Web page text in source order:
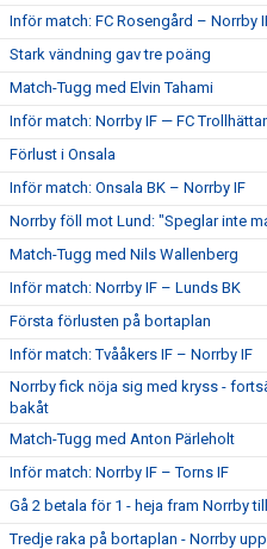
Inför match: FC Rosengård – Norrby
Stark vändning gav tre poäng
Match-Tugg med Elvin Tahami
Inför match: Norrby IF — FC
Förlust i Onsala
Inför match: Onsala BK – Norrby IF
Norrby föll mot Lund: "Speglar inte
Match-Tugg med Nils Wallenberg
Inför match: Norrby IF – Lunds BK
Första förlusten på bortaplan
Inför match: Tvååkers IF – Norrby IF
Norrby fick nöja sig med kryss -
bakåt
Match-Tugg med Anton Pärleholt
Inför match: Norrby IF – Torns IF
Gå 2 betala för 1 - heja fram Norrby
Tredje raka på bortaplan - Norrby